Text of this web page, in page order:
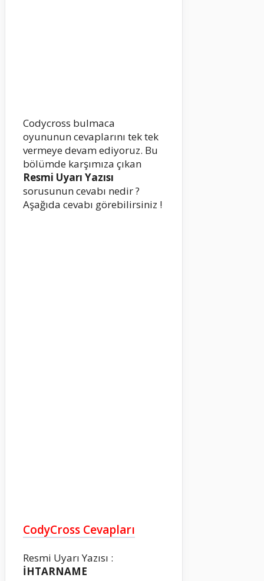
Codycross bulmaca
oyununun cevaplarını tek tek
vermeye devam ediyoruz. Bu
bölümde karşımıza çıkan
Resmi Uyarı Yazısı
sorusunun cevabı nedir ?
Aşağıda cevabı görebilirsiniz !
CodyCross Cevapları
Resmi Uyarı Yazısı :
İHTARNAME